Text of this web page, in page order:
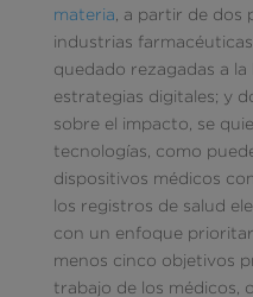
materia , a partir de dos
industrias
quedado rezagadas a
estrategias digitales; y
sobre el impacto, se
tecnologías, como
dispositivos médicos
los registros de salud
con un enfoque
menos cinco objetivos
trabajo de los médicos,